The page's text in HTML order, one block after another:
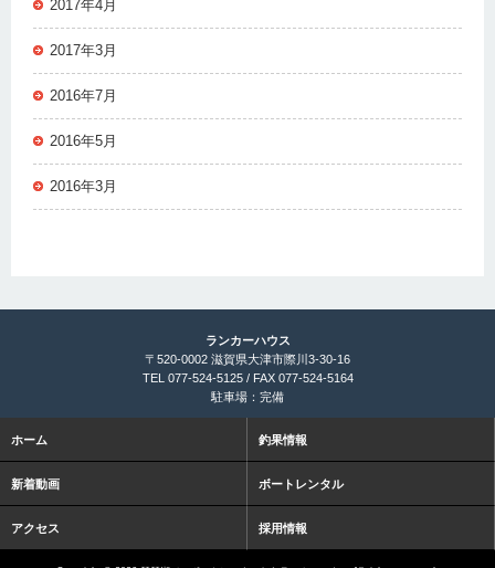
2017年4月
2017年3月
2016年7月
2016年5月
2016年3月
ランカーハウス
〒520-0002 滋賀県大津市際川3-30-16
TEL 077-524-5125 / FAX 077-524-5164
駐車場：完備
ホーム 釣果情報
新着動画 ボートレンタル
アクセス 採用情報